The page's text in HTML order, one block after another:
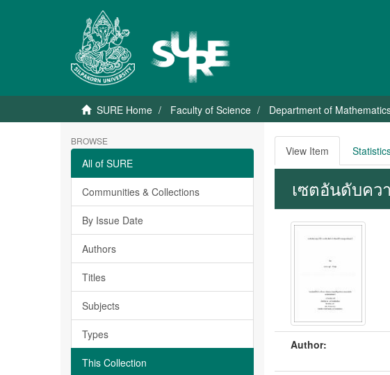
SURE Home Faculty of Science Department of
BROWSE
All of SURE
Communities & Collections
By Issue Date
Authors
Titles
Subjects
Types
This Collection
View Item
เซตอันดับค
Author: